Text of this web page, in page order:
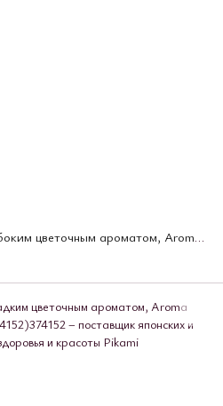
Кондиионер для белья с глубоким цветочным ароматом, Aroma Rich Layla, Lion, 480 мл (374169)